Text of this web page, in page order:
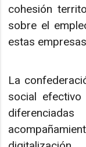
cohesión
sobre el
estas
La
social efectivo